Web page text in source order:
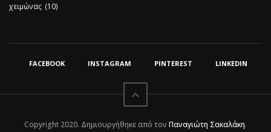
χειμώνας (10)
FACEBOOK INSTAGRAM PINTEREST LINKEDIN
Copyright 2020. Δημιουργήθηκε από τον Παναγιώτη Σακαλάκη.